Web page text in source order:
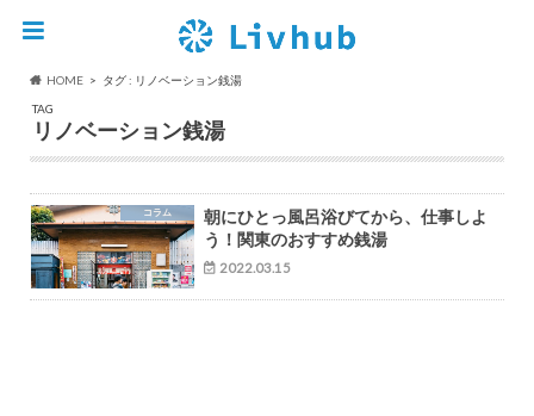
HOME
タグ : リノベーション銭湯
TAG
リノベーション銭湯
コラム
朝にひとっ風呂浴びてから、仕事しよ
う！関東のおすすめ銭湯
2022.03.15